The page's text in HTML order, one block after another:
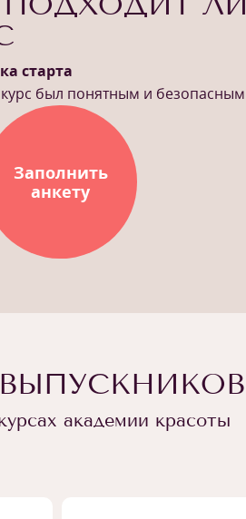
старта
был понятным и безопасным
Заполнить
анкету
академии красоты